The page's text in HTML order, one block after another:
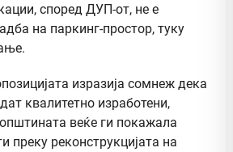
според ДУП-от, не е
на паркинг-простор, туку
изразија сомнеж дека
квалитетно изработени,
веќе ги покажала
преку реконструкцијата на